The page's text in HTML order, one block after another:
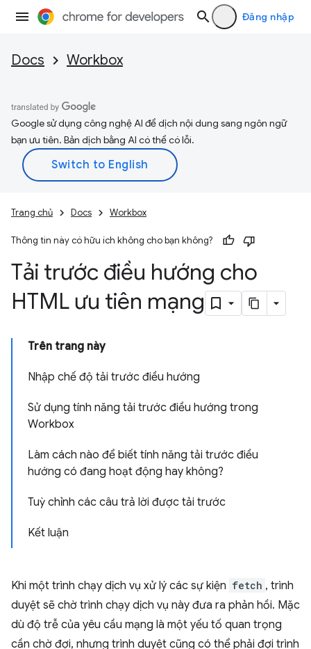
Đăng nhập
Docs Workbox
Google sử dụng công nghệ AI để dịch nội dung sang ngôn ngữ
bạn ưu tiên. Bản dịch bằng AI có thể có lỗi.
Trang chủ Docs Workbox
Thông tin này có hữu ích không cho bạn không?
Tải trước điều hướng cho
HTML ưu tiên mạng
Trên trang này
Nhập chế độ tải trước điều hướng
Sử dụng tính năng tải trước điều hướng trong
Workbox
Làm cách nào để biết tính năng tải trước điều
hướng có đang hoạt động hay không?
Tuỳ chỉnh các câu trả lời được tải trước
Kết luận
Khi một trình chạy dịch vụ xử lý các sự kiện fetch , trình
duyệt sẽ chờ trình chạy dịch vụ này đưa ra phản hồi. Mặc
dù độ trễ của yêu cầu mạng là một yếu tố quan trọng
cần chờ đợi, nhưng trình duyệt cũng có thể phải đợi trình